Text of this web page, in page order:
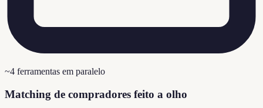
~4 ferramentas em paralelo
Matching de compradores feito a olho